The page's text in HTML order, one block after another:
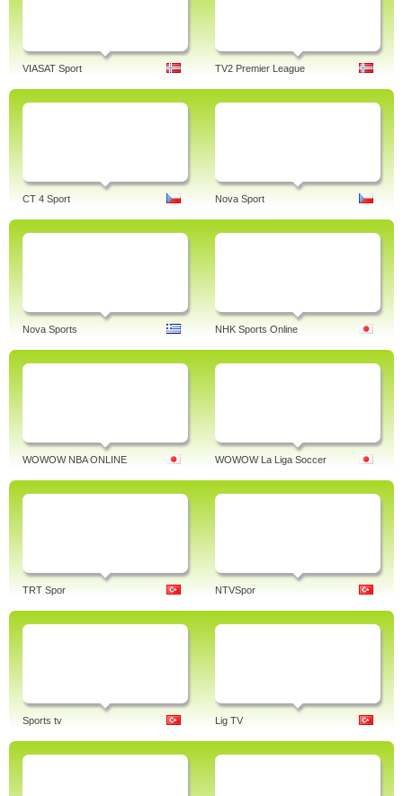
VIASAT Sport TV2 Premier League
CT 4 Sport Nova Sport
Nova Sports NHK Sports Online
WOWOW NBA ONLINE WOWOW La Liga Soccer
TRT Spor NTVSpor
Sports tv Lig TV